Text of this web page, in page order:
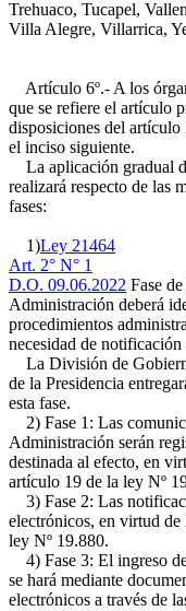
Trehuaco, Tucapel,
Villa Alegre, Villarrica,
Artículo 6º.- A los
que se refiere el artículo
disposiciones del artículo
el inciso siguiente.
La aplicación gradual
realizará respecto de las
fases:
1)Ley 21464
Art. 2° N° 1
D.O. 09.06.2022 Fase
Administración deberá
procedimientos
necesidad de notificación
La División de
de la Presidencia
esta fase.
2) Fase 1: Las
Administración serán
destinada al efecto, en
artículo 19 de la ley Nº
3) Fase 2: Las
electrónicos, en virtud
ley Nº 19.880.
4) Fase 3: El ingreso
se hará mediante
electrónicos a través de